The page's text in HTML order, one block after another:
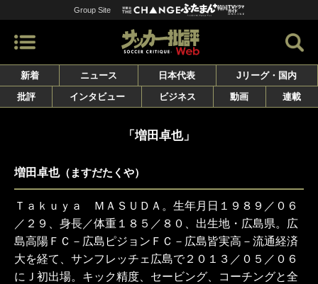
Group Site
新着 ニュース 日本代表
Jリーグ・国内
批評
インタビュー ビジネス 動画 連載
「増田卓也」
増田卓也（ますだたくや）
Ｔａｋｕｙａ ＭＡＳＵＤＡ。生年月日１９８９／０６
／２９、身長／体重１８５／８０、出生地・広島県。広
島高陽ＦＣ－広島ピジョンＦＣ－広島皆実高－流通経済
大を経て、サンフレッチェ広島で２０１３／０５／０６
にＪ初出場。キック精度、セービング、コーチングと全